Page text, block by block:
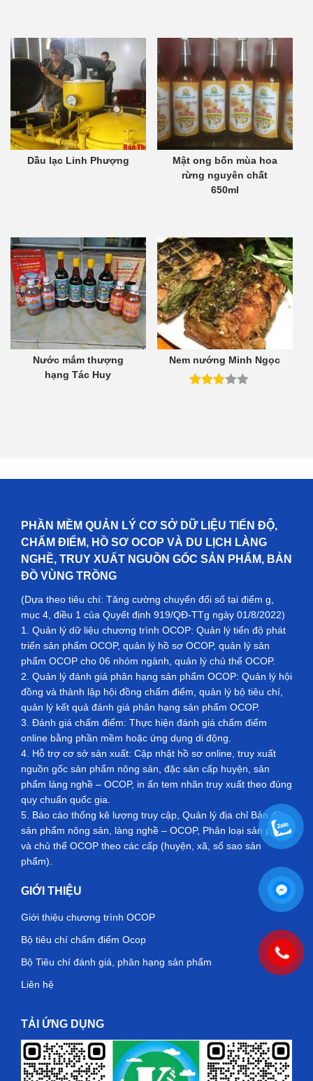
Dầu lạc Linh Phượng
Mật ong bốn mùa hoa
rừng nguyên chất
650ml
Nước mắm thượng
hạng Tác Huy
Nem nướng Minh Ngọc
PHẦN MỀM QUẢN LÝ CƠ SỞ DỮ LIỆU TIẾN ĐỘ,
CHẤM ĐIỂM, HỒ SƠ OCOP VÀ DU LỊCH LÀNG
NGHỀ, TRUY XUẤT NGUỒN GỐC SẢN PHẨM, BẢN
ĐỒ VÙNG TRỒNG
(Dựa theo tiêu chí: Tăng cường chuyển đổi số tại điểm g,
mục 4, điều 1 của Quyết định 919/QĐ-TTg ngày 01/8/2022)
1. Quản lý dữ liệu chương trình OCOP: Quản lý tiến độ phát
triển sản phẩm OCOP, quản lý hồ sơ OCOP, quản lý sản
phẩm OCOP cho 06 nhóm ngành, quản lý chủ thể OCOP.
2. Quản lý đánh giá phân hạng sản phẩm OCOP: Quản lý hội
đồng và thành lập hội đồng chấm điểm, quản lý bộ tiêu chí,
quản lý kết quả đánh giá phân hạng sản phẩm OCOP.
3. Đánh giá chấm điểm: Thực hiện đánh giá chấm điểm
online bằng phần mềm hoặc ứng dụng di động.
4. Hỗ trợ cơ sở sản xuất: Cập nhật hồ sơ online, truy xuất
nguồn gốc sản phẩm nông sản, đặc sản cấp huyện, sản
phẩm làng nghề – OCOP, in ấn tem nhãn truy xuất theo đúng
quy chuẩn quốc gia.
5. Báo cáo thống kê lượng truy cập, Quản lý địa chỉ Bản đồ
sản phẩm nông sản, làng nghề – OCOP, Phân loại sản phẩm
và chủ thể OCOP theo các cấp (huyện, xã, số sao sản
phẩm).
GIỚI THIỆU
Giới thiệu chương trình OCOP
Bộ tiêu chí chấm điểm Ocop
Bộ Tiêu chí đánh giá, phân hạng sản phẩm
Liên hệ
TẢI ỨNG DỤNG